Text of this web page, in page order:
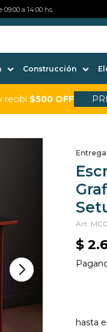
Construcción
09:00 a 14:00 hs
recibí $500 OFF
$
hasta